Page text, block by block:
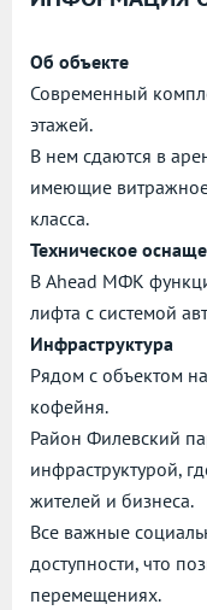
Об объекте
Современный
этажей.
В нем сдаются в
имеющие витражное
класса.
Техническое
В Ahead МФК
лифта с системой
Инфраструктура
Рядом с объектом
кофейня.
Район Филевский
инфраструктурой,
жителей и бизнеса.
Все важные
доступности, что
перемещениях.